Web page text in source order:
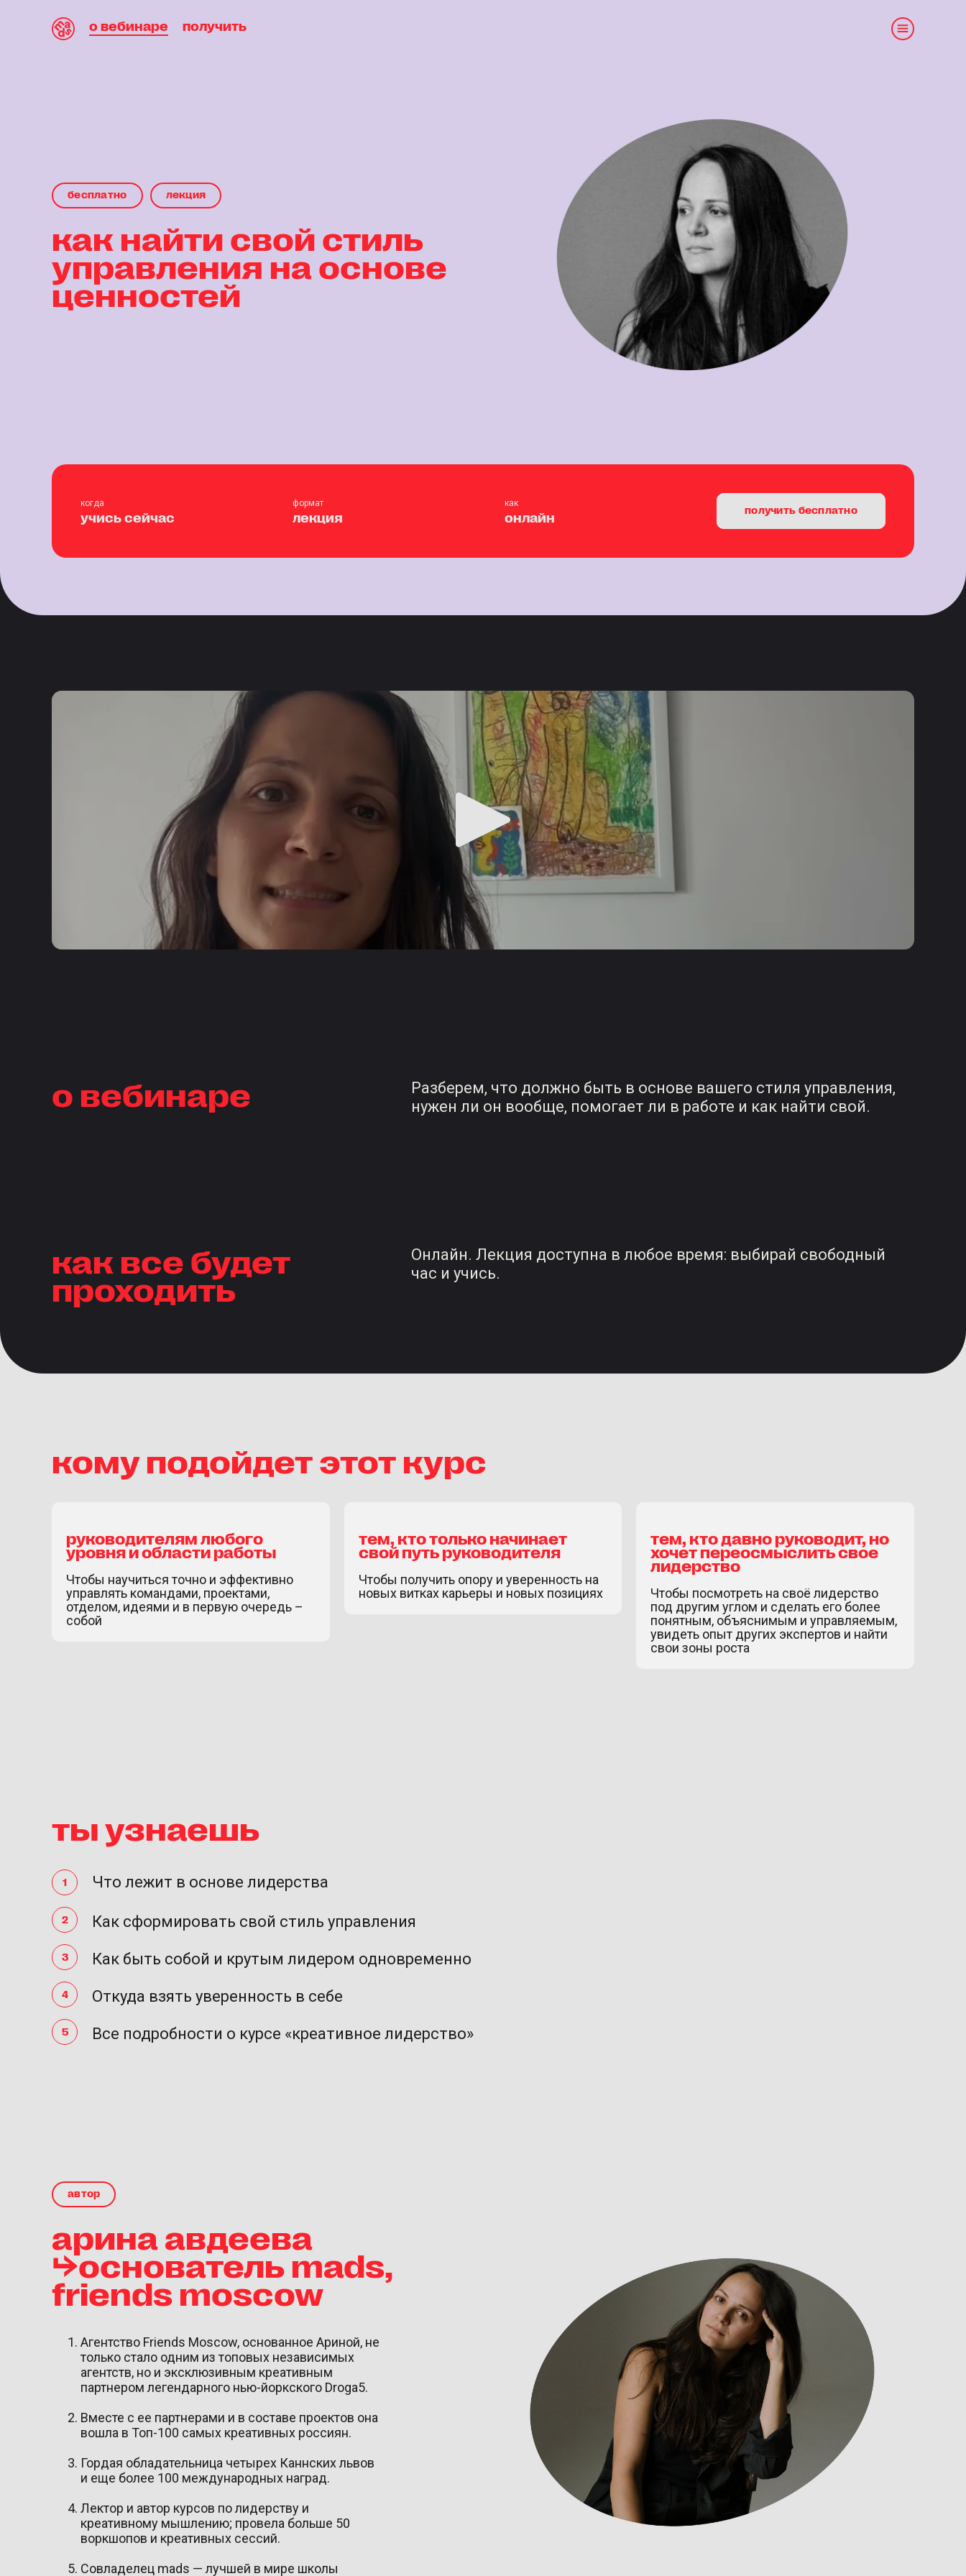
о вебинаре получить
бесплaтнo лекция
как найти свой стиль
управления на основе
ценностей
когда
учись сейчас
формат
лекция
как
онлайн получить бесплатно
о вебинаре
Разберем, что должно быть в основе вашего стиля управления,
нужен ли он вообще, помогает ли в работе и как найти свой.
как все будет
проходить
Онлайн. Лекция доступна в любое время: выбирай свободный
час и учись.
кому подойдет этот курс
руководителям любого
уровня и области работы
Чтобы научиться точно и эффективно
управлять командами, проектами,
отделом, идеями и в первую очередь –
собой
тем, кто только начинает
свой путь руководителя
Чтобы получить опору и уверенность на
новых витках карьеры и новых позициях
тем, кто давно руководит, но
хочет переосмыслить свое
лидерство
Чтобы посмотреть на своё лидерство
под другим углом и сделать его более
понятным, объяснимым и управляемым,
увидеть опыт других экспертов и найти
свои зоны роста
ты узнаешь
Что лежит в основе лидерства
Как сформировать свой стиль управления
Как быть собой и крутым лидером одновременно
Откуда взять уверенность в себе
Все подробности о курсе «креативное лидерство»
автор
арина авдеева
⮡основатель mads,
friends moscow
Агентство Friends Moscow, основанное Ариной, не
только стало одним из топовых независимых
агентств, но и эксклюзивным креативным
партнером легендарного нью-йоркского Droga5.
Вместе с ее партнерами и в составе проектов она
вошла в Топ-100 самых креативных россиян.
Гордая обладательница четырех Каннских львов
и еще более 100 международных наград.
Лектор и автор курсов по лидерству и
креативному мышлению; провела больше 50
воркшопов и креативных сессий.
Совладелец mads — лучшей в мире школы